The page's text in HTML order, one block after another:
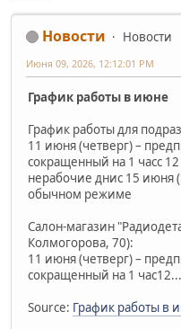
Новости Новости
Июня 09, 2026, 12:12:01 PM
График работы в июне
График работы для
11 июня (четверг) –
сокращенный на 1 часс
нерабочие днис 15 июня
обычном режиме
Салон-магазин
Колмогорова, 70):
11 июня (четверг) –
сокращенный на 1 час12...
Source: График работы в